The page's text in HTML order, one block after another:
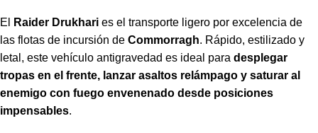
El Raider Drukhari es el transporte ligero por excelencia de
las flotas de incursión de Commorragh. Rápido, estilizado y
letal, este vehículo antigravedad es ideal para desplegar
tropas en el frente, lanzar asaltos relámpago y saturar al
enemigo con fuego envenenado desde posiciones
impensables.